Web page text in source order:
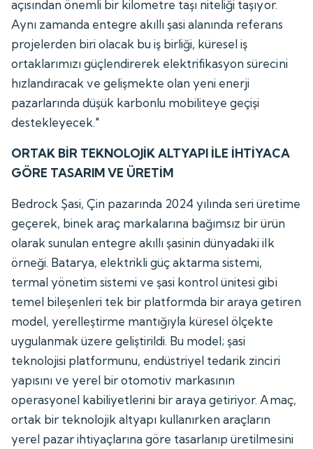
açısından önemli bir kilometre taşı niteliği taşıyor.
Aynı zamanda entegre akıllı şasi alanında referans
projelerden biri olacak bu iş birliği, küresel iş
ortaklarımızı güçlendirerek elektrifikasyon sürecini
hızlandıracak ve gelişmekte olan yeni enerji
pazarlarında düşük karbonlu mobiliteye geçişi
destekleyecek."
ORTAK BİR TEKNOLOJİK ALTYAPI İLE İHTİYACA
GÖRE TASARIM VE ÜRETİM
Bedrock Şasi, Çin pazarında 2024 yılında seri üretime
geçerek, binek araç markalarına bağımsız bir ürün
olarak sunulan entegre akıllı şasinin dünyadaki ilk
örneği. Batarya, elektrikli güç aktarma sistemi,
termal yönetim sistemi ve şasi kontrol ünitesi gibi
temel bileşenleri tek bir platformda bir araya getiren
model, yerelleştirme mantığıyla küresel ölçekte
uygulanmak üzere geliştirildi. Bu model; şasi
teknolojisi platformunu, endüstriyel tedarik zinciri
yapısını ve yerel bir otomotiv markasının
operasyonel kabiliyetlerini bir araya getiriyor. Amaç,
ortak bir teknolojik altyapı kullanırken araçların
yerel pazar ihtiyaçlarına göre tasarlanıp üretilmesini